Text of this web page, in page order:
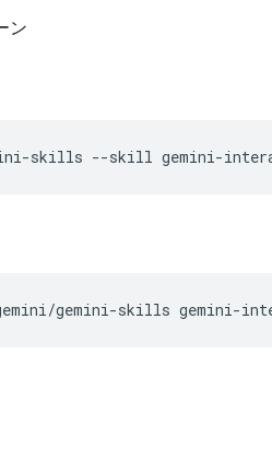
ン
skills --skill gemini-
gemini-skills